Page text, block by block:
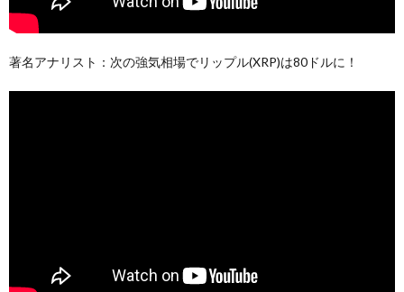
著名アナリスト：次の強気相場でリップル(XRP)は80ドルに！